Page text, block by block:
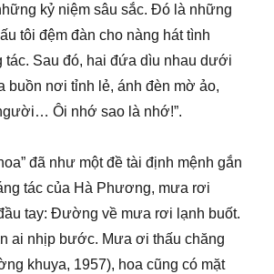
kỷ niệm sâu sắc. Đó là những
tôi đệm đàn cho nàng hát tình
tác. Sau đó, hai đứa dìu nhau dưới
buồn nơi tỉnh lẻ, ánh đèn mờ ảo,
Ôi nhớ sao là nhớ!”.
đã như một đề tài định mệnh gắn
tác của Hà Phương, mưa rơi
tay: Đường về mưa rơi lạnh buốt.
ai nhịp bước. Mưa ơi thấu chăng
khuya, 1957), hoa cũng có mặt